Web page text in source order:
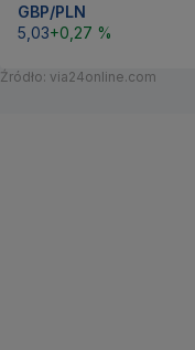
GBP/PLN
5,03+0,27 %
Źródło: via24online.com